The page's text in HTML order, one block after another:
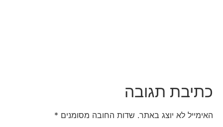
כתיבת תגובה
האימייל לא יוצג באתר. שדות החובה מסומנים*